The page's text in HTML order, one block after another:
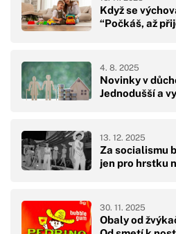
Když se
“Počkáš, až
Novinky v
Jednodušší a
4. 8. 2025
Za socialismu
jen pro hrstku
13. 12. 2025
Obaly od
30. 11. 2025